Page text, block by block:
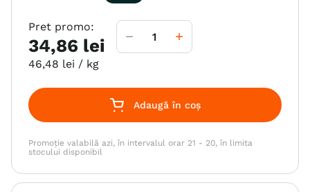
Pret promo:
34,86 lei
46,48 lei / kg
Adaugă în coș
Promoție valabilă azi, în intervalul orar 21 - 20, în limita
stocului disponibil